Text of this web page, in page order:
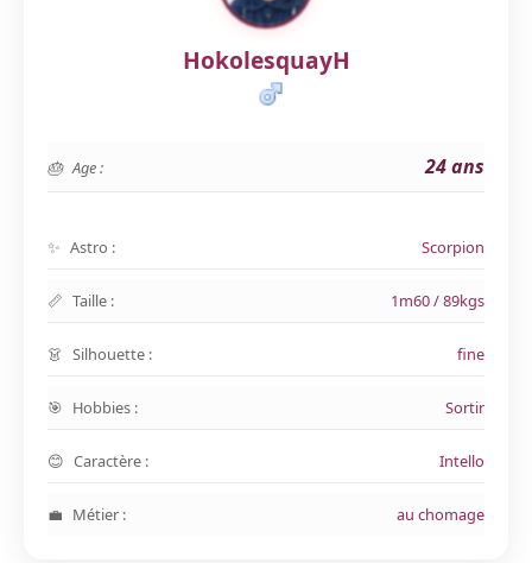
HokolesquayH
Age : 24 ans
Astro : Scorpion
Taille : 1m60 / 89kgs
Silhouette : fine
Hobbies : Sortir
Caractère : Intello
Métier : au chomage